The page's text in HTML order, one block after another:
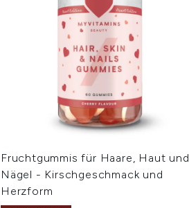
Fruchtgummis für Haare, Haut und
Nägel - Kirschgeschmack und
Herzform